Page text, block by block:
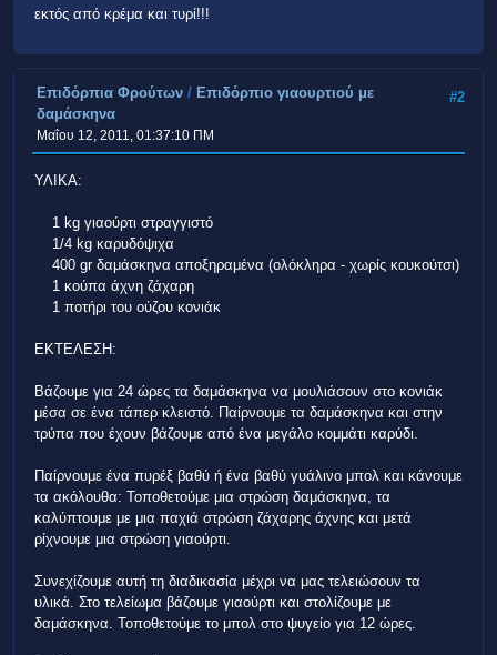
εκτός από κρέμα και τυρί!!!
#2
Επιδόρπια Φρούτων / Επιδόρπιο γιαουρτιού με
δαμάσκηνα
Μαΐου 12, 2011, 01:37:10 ΠΜ
ΥΛΙΚΑ:
1 kg γιαούρτι στραγγιστό
1/4 kg καρυδόψιχα
400 gr δαμάσκηνα αποξηραμένα (ολόκληρα - χωρίς κουκούτσι)
1 κούπα άχνη ζάχαρη
1 ποτήρι του ούζου κονιάκ
ΕΚΤΕΛΕΣΗ:
Βάζουμε για 24 ώρες τα δαμάσκηνα να μουλιάσουν στο κονιάκ
μέσα σε ένα τάπερ κλειστό. Παίρνουμε τα δαμάσκηνα και στην
τρύπα που έχουν βάζουμε από ένα μεγάλο κομμάτι καρύδι.
Παίρνουμε ένα πυρέξ βαθύ ή ένα βαθύ γυάλινο μπολ και κάνουμε
τα ακόλουθα: Τοποθετούμε μια στρώση δαμάσκηνα, τα
καλύπτουμε με μια παχιά στρώση ζάχαρης άχνης και μετά
ρίχνουμε μια στρώση γιαούρτι.
Συνεχίζουμε αυτή τη διαδικασία μέχρι να μας τελειώσουν τα
υλικά. Στο τελείωμα βάζουμε γιαούρτι και στολίζουμε με
δαμάσκηνα. Τοποθετούμε το μπολ στο ψυγείο για 12 ώρες.